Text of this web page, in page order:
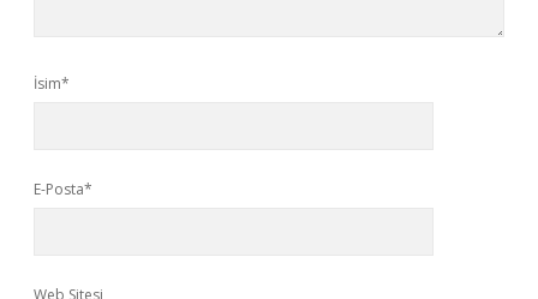
İsim*
E-Posta*
Web Sitesi